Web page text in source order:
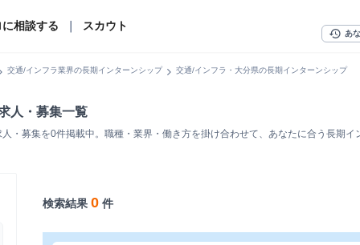
相談する スカウト
history あ
交通/インフラ業界の長期インターンシップchevron_right 交通/インフラ・大分県の長期インターンシップ
人・募集一覧
・募集を0件掲載中。職種・業界・働き方を掛け合わせて、あなたに合う長期
検索結果0 件